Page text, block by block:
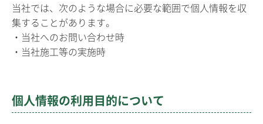
当社では、次のような場合に必要な範囲で個人情報を収
集することがあります。
・当社へのお問い合わせ時
・当社施工等の実施時
個人情報の利用目的について